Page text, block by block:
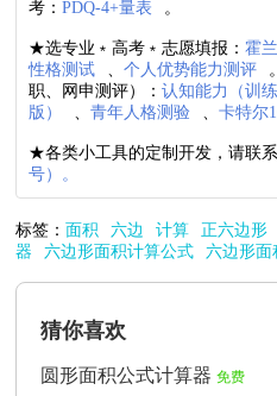
考：PDQ-4+量表 。
★选专业﹡高考﹡志愿填报：霍
性格测试
、个人优势能力测评
职、网申测评）：认知能力（训练
版）
、青年人格测验 、卡特尔
★各类小工具的定制开发，请联
号）。
标签： 面积 六边 计算 正六边形
器
六边形面积计算公式 六边形面
猜你喜欢
圆形面积公式计算器 免费